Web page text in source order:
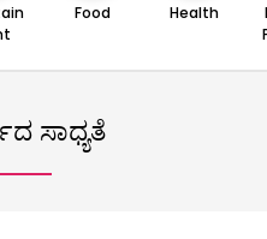
Food Health
ಸಾಧ್ಯತೆ